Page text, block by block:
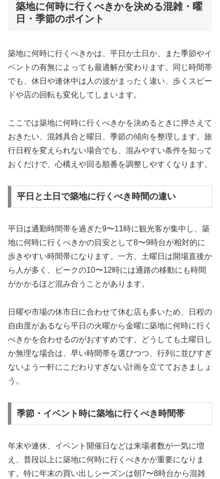
築地に何時に行くべきかを決める混雑・曜
日・季節のポイント
築地に何時に行くべきかは、平日か土日か、また季節やイ
ベントの有無によっても最適解が変わります。同じ時間帯
でも、休日や連休中は人の波がまったく違い、歩くスピー
ドや店の回転も変化してしまいます。
ここでは築地に何時に行くべきかを決めるときに押さえて
おきたい、混雑具合と曜日、季節の傾向を整理します。旅
行日程を変えられない場合でも、混みやすい条件を知って
おくだけで、心構えや回る順番を調整しやすくなります。
平日と土日で築地に行くべき時間の違い
平日は通勤時間帯を過ぎた9〜11時に観光客が集中し、築
地に何時に行くべきかの目安として8〜9時台が相対的に
歩きやすい時間帯になります。一方、土曜日は開場直後か
ら人が多く、ピークの10〜12時には通路の移動にも時間
がかかるほど混み合うことがあります。
日曜や市場の休市日に合わせて休む店も多いため、日程の
自由度があるなら平日の火曜から金曜に築地に何時に行く
べきかを合わせるのがおすすめです。どうしても土曜日し
か無理な場合は、早い時間帯を選びつつ、行列に並びすぎ
ないよう一軒にこだわりすぎない計画を立てておきましょ
う。
季節・イベント時に築地に行くべき時間帯
年末や連休、イベント開催日などは来場者数が一気に増
え、普段以上に築地に何時に行くべきかが重要になりま
す。特に年末の買い出しシーズンは朝7〜8時台から混雑